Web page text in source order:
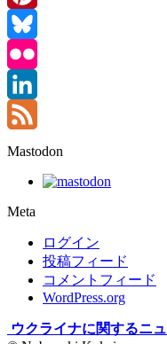
Pinterest
Bluesky
Flickr
LinkedIn
Feed
Mastodon
Meta
ログイン
投稿フィード
コメントフィード
WordPress.org
ウクライナに関するニュ